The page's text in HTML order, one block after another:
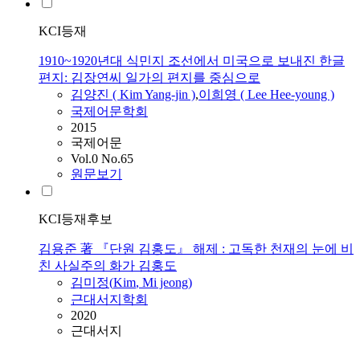
KCI등재
1910~1920년대 식민지 조선에서 미국으로 보내진 한글
편지: 김장연씨 일가의 편지를 중심으로
김양진 ( KimYang-jin ),이희영 ( Lee Hee-young )
국제어문학회
2015
국제어문
Vol.0 No.65
원문보기
KCI등재후보
김용준 著 『단원 김홍도』 해제 : 고독한 천재의 눈에 비
친 사실주의 화가 김홍도
김미정(Kim, Mi jeong)
근대서지학회
2020
근대서지